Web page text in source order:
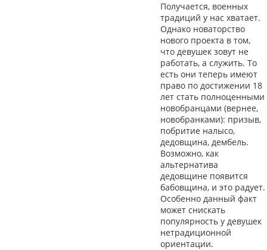
Получается, военных
традиций у нас хватает.
Однако новаторство
нового проекта в том,
что девушек зовут не
работать, а служить. То
есть они теперь имеют
право по достижении 18
лет стать полноценными
новобранцами (вернее,
новобранками): призыв,
побритие налысо,
дедовщина, дембель.
Возможно, как
альтернатива
дедовщине появится
бабовщина, и это радует.
Особенно данный факт
может снискать
популярность у девушек
нетрадиционной
ориентации.